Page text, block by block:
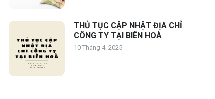
THỦ TỤC CẬP NHẬT ĐỊA CHỈ
CÔNG TY TẠI BIÊN HOÀ
10 Tháng 4, 2025